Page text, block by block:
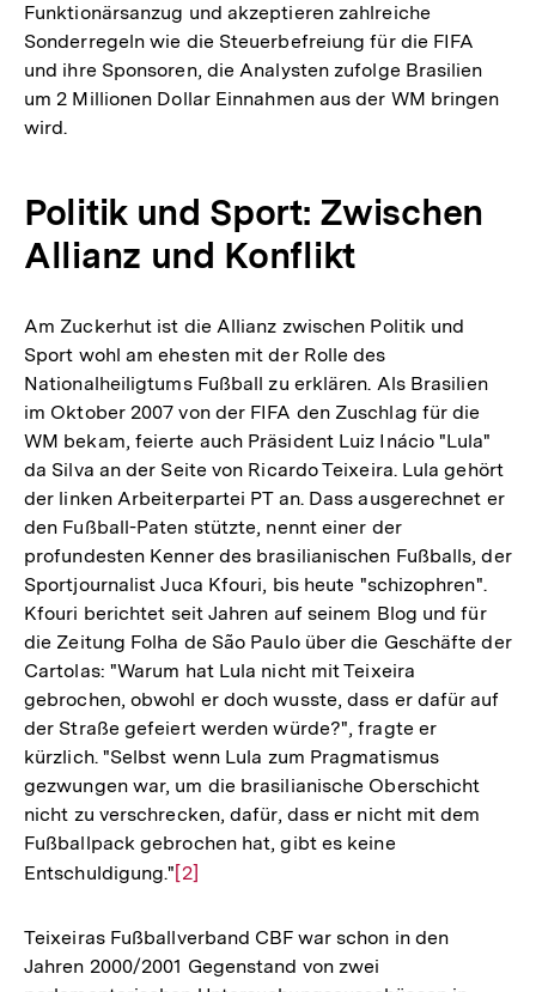
Funktionärsanzug und akzeptieren zahlreiche
Sonderregeln wie die Steuerbefreiung für die FIFA
und ihre Sponsoren, die Analysten zufolge Brasilien
um 2 Millionen Dollar Einnahmen aus der WM bringen
wird.
Politik und Sport: Zwischen
Allianz und Konflikt
Am Zuckerhut ist die Allianz zwischen Politik und
Sport wohl am ehesten mit der Rolle des
Nationalheiligtums Fußball zu erklären. Als Brasilien
im Oktober 2007 von der FIFA den Zuschlag für die
WM bekam, feierte auch Präsident Luiz Inácio "Lula"
da Silva an der Seite von Ricardo Teixeira. Lula gehört
der linken Arbeiterpartei PT an. Dass ausgerechnet er
den Fußball-Paten stützte, nennt einer der
profundesten Kenner des brasilianischen Fußballs, der
Sportjournalist Juca Kfouri, bis heute "schizophren".
Kfouri berichtet seit Jahren auf seinem Blog und für
die Zeitung Folha de São Paulo über die Geschäfte der
Cartolas: "Warum hat Lula nicht mit Teixeira
gebrochen, obwohl er doch wusste, dass er dafür auf
der Straße gefeiert werden würde?", fragte er
kürzlich. "Selbst wenn Lula zum Pragmatismus
gezwungen war, um die brasilianische Oberschicht
nicht zu verschrecken, dafür, dass er nicht mit dem
Fußballpack gebrochen hat, gibt es keine
Entschuldigung." Zur
der
Fußnote
[2]
Teixeiras Fußballverband CBF war schon in den
Jahren 2000/2001 Gegenstand von zwei